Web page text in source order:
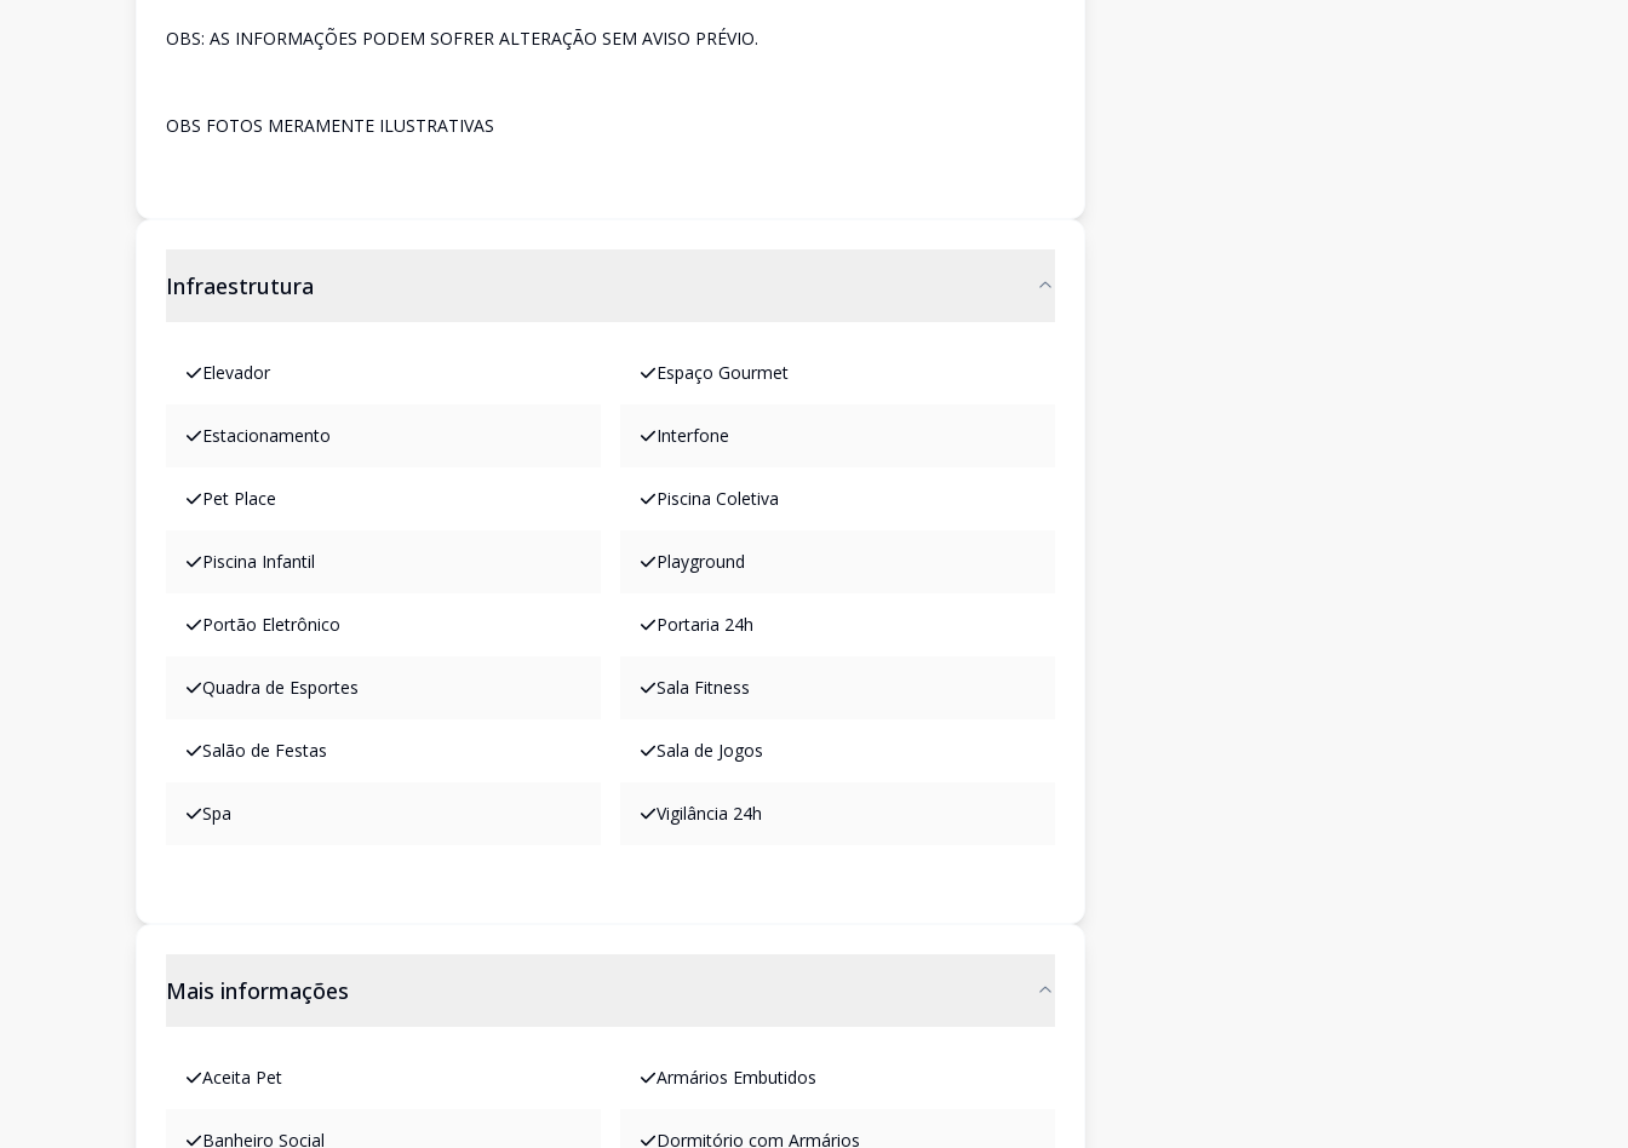
OBS: AS INFORMAÇÕES PODEM SOFRER ALTERAÇÃO SEM AVISO PRÉVIO.
OBS FOTOS MERAMENTE ILUSTRATIVAS
Infraestrutura
Elevador Espaço Gourmet
Estacionamento Interfone
Pet Place Piscina Coletiva
Piscina Infantil Playground
Portão Eletrônico Portaria 24h
Quadra de Esportes Sala Fitness
Salão de Festas Sala de Jogos
Spa Vigilância 24h
Mais informações
Aceita Pet Armários Embutidos
Banheiro Social Dormitório com Armários